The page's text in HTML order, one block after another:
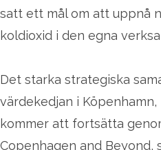
satt ett mål om att uppnå
koldioxid i den egna
Det starka strategiska
värdekedjan i
kommer att fortsätta
Copenhagen and Beyond,